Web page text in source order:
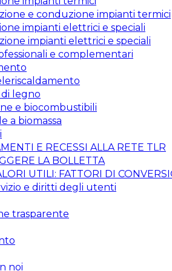
e conduzione impianti termici
impianti elettrici e speciali
impianti elettrici e speciali
e complementari
legno
e biocombustibili
a biomassa
E RECESSI ALLA RETE TLR
LA BOLLETTA
UTILI: FATTORI DI
e diritti degli utenti
trasparente
noi